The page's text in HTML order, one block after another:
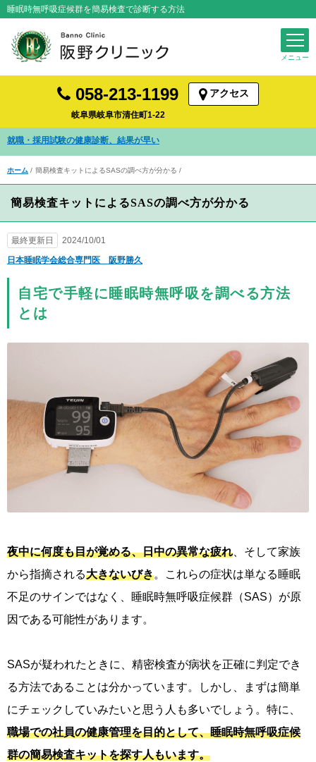
睡眠時無呼吸症候群を簡易検査で診断する方法
058-213-1199
岐阜県岐阜市清住町1-22
アクセス
発熱・咳など風邪症状の診察を受けられます
ホーム 簡易検査キットによるSASの調べ方が分かる
簡易検査キットによるSASの調べ方が分かる
最終更新日
2024/10/01
日本睡眠学会総合専門医 阪野勝久
自宅で手軽に睡眠時無呼吸を調べる方法
とは
夜中に何度も目が覚める、日中の異常な疲れ 、そして家族
から指摘される大きないびき。これらの症状は単なる睡眠
不足のサインではなく、睡眠時無呼吸症候群（SAS）が原
因である可能性があります。
SASが疑われたときに、精密検査が病状を正確に判定でき
る方法であることは分かっています。しかし、まずは簡単
にチェックしていみたいと思う人も多いでしょう。特に、
職場での社員の健康管理を目的として、睡眠時無呼吸症候
群の簡易検査キットを探す人もいます。